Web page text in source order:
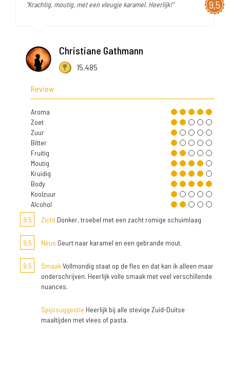
9,5
"Krachtig, moutig, met een vleugje karamel. Heerlijk!"
Christiane Gathmann
15.485
Review
Aroma
Zoet
Zuur
Bitter
Fruitig
Moutig
Kruidig
Body
Koolzuur
Alcohol
9,5
Zicht Donker, troebel met een zacht romige schuimlaag
9,5 Neus Geurt naar karamel en een gebrande mout.
9,5 SmaakVollmondig staat op de fles en dat kan ik alleen maar
onderschrijven. Heerlijk volle smaak met veel verschillende
nuances.
Spijssuggestie Heerlijk bij alle stevige Zuid-Duitse
maaltijden met vlees of pasta.